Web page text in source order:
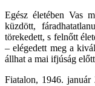
Egész életében Vas
küzdött,
törekedett, s felnőtt
– elégedett meg a
állhat a mai ifjúság
Fiatalon, 1946.